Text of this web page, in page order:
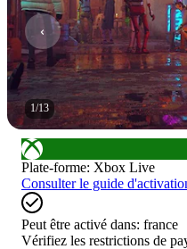
1/13
Plate-forme: Xbox Live
Consulter le guide
Peut être activé dans: france
Vérifiez les restrictions de